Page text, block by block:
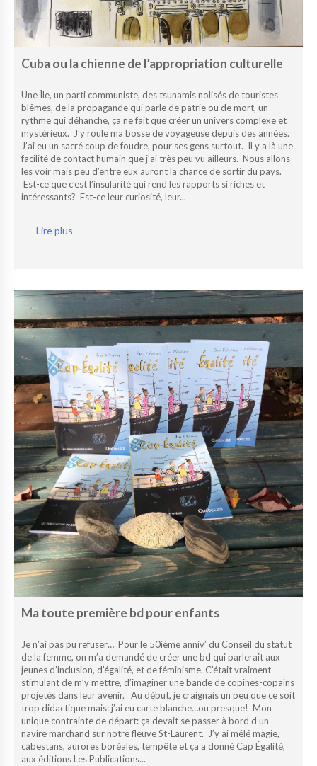
Cuba ou la chienne de l’appropriation culturelle
Une Île, un parti communiste, des tsunamis nolisés de touristes
blêmes, de la propagande qui parle de patrie ou de mort, un
rythme qui déhanche, ça ne fait que créer un univers complexe et
mystérieux. J’y roule ma bosse de voyageuse depuis des années.
J’ai eu un sacré coup de foudre, pour ses gens surtout. Il y a là une
facilité de contact humain que j’ai très peu vu ailleurs. Nous allons
les voir mais peu d’entre eux auront la chance de sortir du pays.
Est-ce que c’est l’insularité qui rend les rapports si riches et
intéressants? Est-ce leur curiosité, leur...
Lire plus
Ma toute première bd pour enfants
Je n’ai pas pu refuser… Pour le 50ième anniv’ du Conseil du statut
de la femme, on m’a demandé de créer une bd qui parlerait aux
jeunes d’inclusion, d’égalité, et de féminisme. C’était vraiment
stimulant de m’y mettre, d’imaginer une bande de copines-copains
projetés dans leur avenir. Au début, je craignais un peu que ce soit
trop didactique mais: j’ai eu carte blanche…ou presque! Mon
unique contrainte de départ: ça devait se passer à bord d’un
navire marchand sur notre fleuve St-Laurent. J’y ai mêlé magie,
cabestans, aurores boréales, tempête et ça a donné Cap Égalité,
aux éditions Les Publications...